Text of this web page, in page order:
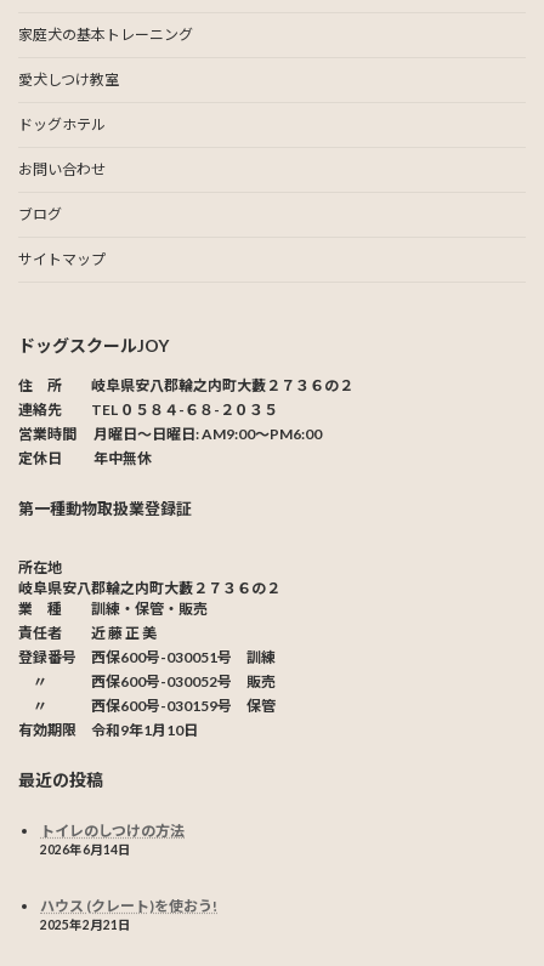
家庭犬の基本トレーニング
愛犬しつけ教室
ドッグホテル
お問い合わせ
ブログ
サイトマップ
ドッグスクールJOY
住 所 岐阜県安八郡輪之内町大藪２７３６の２
連絡先 TEL ０５８４-６８-２０３５
営業時間 月曜日〜日曜日: AM9:00〜PM6:00
定休日 年中無休
第一種動物取扱業登録証
所在地
岐阜県安八郡輪之内町大藪２７３６の２
業 種 訓練・保管・販売
責任者 近 藤 正 美
登録番号 西保600号-030051号 訓練
〃 西保600号-030052号 販売
〃 西保600号-030159号 保管
有効期限 令和9年1月10日
最近の投稿
トイレのしつけの方法
2026年6月14日
ハウス (クレート)を使おう!
2025年2月21日